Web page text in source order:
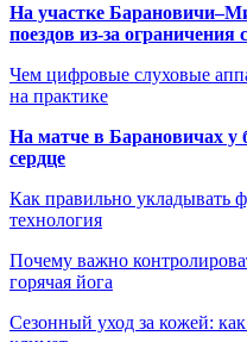
На участке
поездов из-за
Чем цифровые слуховые
на практике
На матче в Барановичах у
сердце
Как правильно укладывать
технология
Почему важно
горячая йога
Сезонный уход за кожей: